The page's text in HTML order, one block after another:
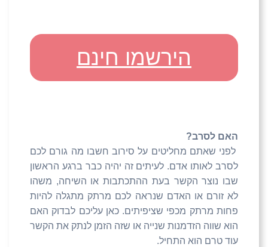
הירשמו חינם
האם לסרב?
לפני שאתם מחליטים על סירוב חשבו מה גורם לכם
לסרב לאותו אדם. לעיתים זה יהיה כבר ברגע הראשון
שבו נוצר הקשר בעת ההתכתבות או השיחה, משהו
לא זורם או האדם שנראה לכם מרתק מתגלה להיות
פחות מרתק מכפי שציפיתים. כאן עליכם לבדוק האם
הוא שווה הזדמנות שנייה או שזה הזמן לנתק את הקשר
עוד טרם הוא התחיל.